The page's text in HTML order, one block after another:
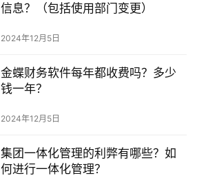
信息？（包括使用部门变更）
2024年12月5日
金蝶财务软件每年都收费吗？多少
钱一年？
2024年12月5日
集团一体化管理的利弊有哪些？如
何进行一体化管理？